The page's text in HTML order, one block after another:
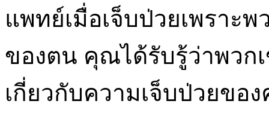
แพทย์เมื่อเจ็บป่วยเพราะ
ของตน คุณได้รับรู้ว่าพวก
เกี่ยวกับความเจ็บป่วยขอ